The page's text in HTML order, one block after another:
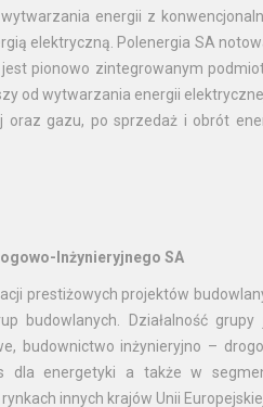
energii z
elektryczną. Polenergia SA
jest pionowo zintegrowanym
od wytwarzania energii
oraz gazu, po sprzedaż i obrót
Inżynieryjnego SA
prestiżowych projektów
budowlanych. Działalność grupy
budownictwo inżynieryjno –
dla energetyki a także w
innych krajów Unii